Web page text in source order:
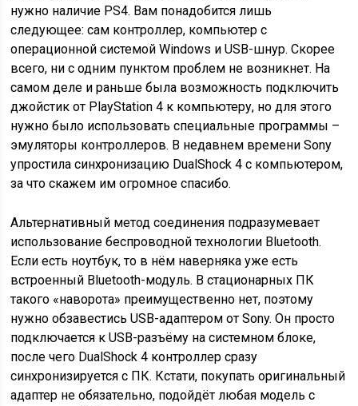
нужно наличие PS4. Вам понадобится лишь
следующее: сам контроллер, компьютер с
операционной системой Windows и USB-шнур. Скорее
всего, ни с одним пунктом проблем не возникнет. На
самом деле и раньше была возможность подключить
джойстик от PlayStation 4 к компьютеру, но для этого
нужно было использовать специальные программы –
эмуляторы контроллеров. В недавнем времени Sony
упростила синхронизацию DualShock 4 с компьютером,
за что скажем им огромное спасибо.
Альтернативный метод соединения подразумевает
использование беспроводной технологии Bluetooth.
Если есть ноутбук, то в нём наверняка уже есть
встроенный Bluetooth-модуль. В стационарных ПК
такого «наворота» преимущественно нет, поэтому
нужно обзавестись USB-адаптером от Sony. Он просто
подключается к USB-разъёму на системном блоке,
после чего DualShock 4 контроллер сразу
синхронизируется с ПК. Кстати, покупать оригинальный
адаптер не обязательно, подойдёт любая модель с